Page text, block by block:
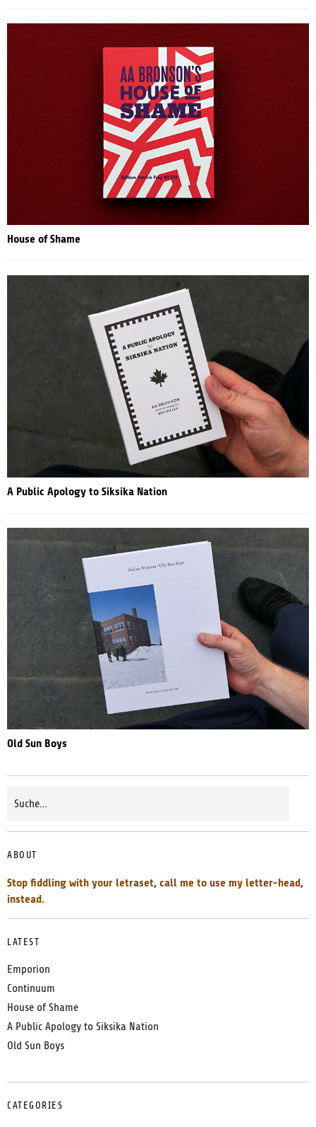
House of Shame
A Public Apology to Siksika Nation
Old Sun Boys
ABOUT
Stop fiddling with your letraset, call me to use my letter-head,
instead.
LATEST
Emporion
Continuum
House of Shame
A Public Apology to Siksika Nation
Old Sun Boys
CATEGORIES